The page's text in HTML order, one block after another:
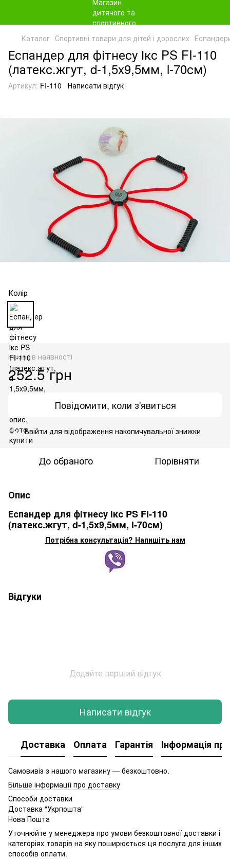
Каталог Спортивні товари для дітей і дорослих
Еспандер для фітнесу Ікс PS FI-110
(латекс.жгут, d-1,5x9,5мм, l-70см)
Артикул: FI-110 Написати відгук
Колір
Немає в наявності
252.5 грн
Повідомити, коли з'явиться
% Ввійти для відображення накопичувальної знижки
До обраного Порівняти
Опис
Еспандер для фітнесу Ікс PS FI-110
(латекс.жгут, d-1,5x9,5мм, l-70см)
Потрібна консультація? Напишіть нам
Відгуки
Додайте перший відгук
Написати відгук
Доставка Оплата Гарантія Інформація
Самовивіз з нашого магазину — безкоштовно.
Більше інформації про доставку
Способи доставки
Доставка "Укрпошта"
Нова Пошта
Уточнюйте у менеджера про умови безкоштовної доставки і
категоріях товарів на яку поширюється ця послуга для інших
способів оплати.